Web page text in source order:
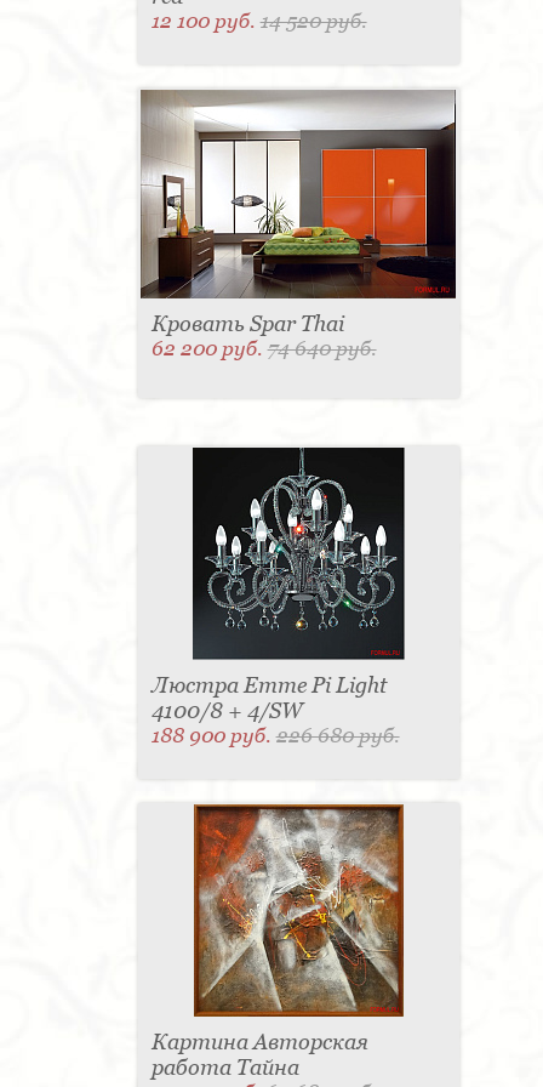
12 100 руб.14 520 руб.
Кровать Spar Thai
62 200 руб.74 640 руб.
Люстра Emme Pi Light
4100/8 + 4/SW
188 900 руб.226 680 руб.
Картина Авторская
работа Тайна